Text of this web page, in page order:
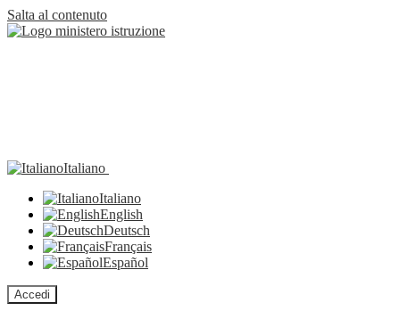
Salta al contenuto
Italiano
Italiano
English
Deutsch
Français
Español
Accedi